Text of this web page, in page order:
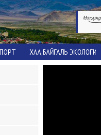
ХАА,БАЙГАЛЬ ЭКОЛОГИ